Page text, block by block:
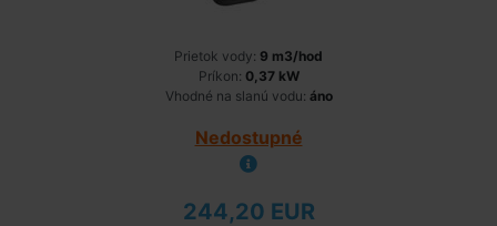
Prietok vody: 9 m3/hod
Príkon: 0,37 kW
Vhodné na slanú vodu: áno
Nedostupné
244,20 EUR